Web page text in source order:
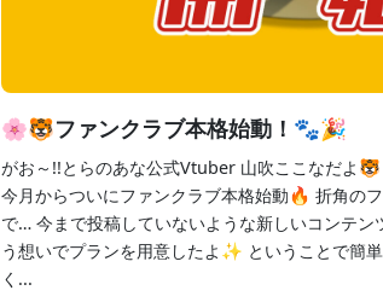
📖 日記投稿（月１）
🎁継続特典限定グッズ（継続期間12ヵ月毎）
🐯
✦ 極虎がおめい
月額 10,000円
🌸🐯ファンクラブ本格始動！🐾🎉
がお～!!とらのあな公式Vtuber 山吹ここなだよ🐯
今月からついにファンクラブ本格始動🔥 折角の
で… 今まで投稿していないような新しいコンテン
う想いでプランを用意したよ✨ ということで簡
く...